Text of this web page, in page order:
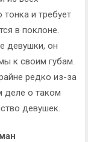
и требует
в поклоне.
девушки, он
к своим губам.
редко из-за
деле о таком
девушек.